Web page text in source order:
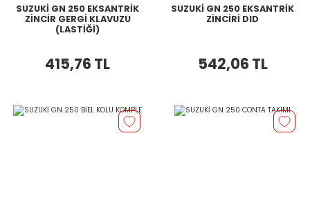
SUZUKİ GN 250 EKSANTRİK
ZİNCİR GERGİ KLAVUZU
(LASTİĞİ)
415,76 TL
SUZUKİ GN 250 EKSANTRİK
ZİNCİRİ DID
542,06 TL